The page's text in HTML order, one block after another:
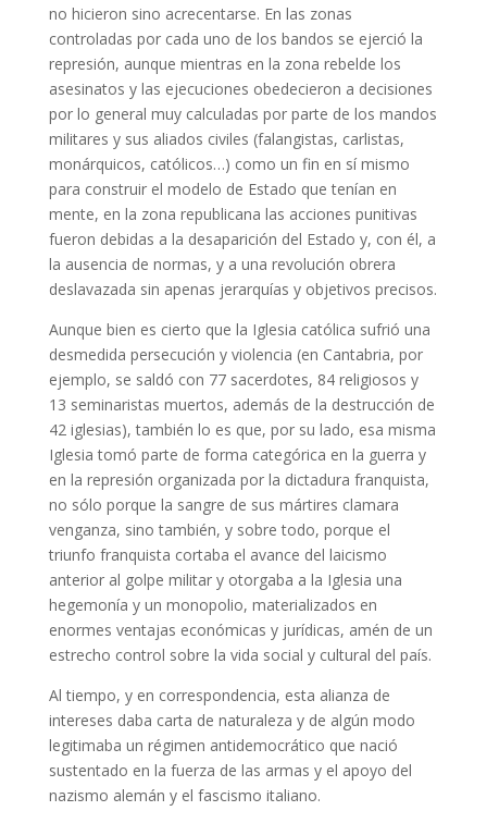
no hicieron sino acrecentarse. En las zonas
controladas por cada uno de los bandos se ejerció la
represión, aunque mientras en la zona rebelde los
asesinatos y las ejecuciones obedecieron a decisiones
por lo general muy calculadas por parte de los mandos
militares y sus aliados civiles (falangistas, carlistas,
monárquicos, católicos…) como un fin en sí mismo
para construir el modelo de Estado que tenían en
mente, en la zona republicana las acciones punitivas
fueron debidas a la desaparición del Estado y, con él, a
la ausencia de normas, y a una revolución obrera
deslavazada sin apenas jerarquías y objetivos precisos.
Aunque bien es cierto que la Iglesia católica sufrió una
desmedida persecución y violencia (en Cantabria, por
ejemplo, se saldó con 77 sacerdotes, 84 religiosos y
13 seminaristas muertos, además de la destrucción de
42 iglesias), también lo es que, por su lado, esa misma
Iglesia tomó parte de forma categórica en la guerra y
en la represión organizada por la dictadura franquista,
no sólo porque la sangre de sus mártires clamara
venganza, sino también, y sobre todo, porque el
triunfo franquista cortaba el avance del laicismo
anterior al golpe militar y otorgaba a la Iglesia una
hegemonía y un monopolio, materializados en
enormes ventajas económicas y jurídicas, amén de un
estrecho control sobre la vida social y cultural del país.
Al tiempo, y en correspondencia, esta alianza de
intereses daba carta de naturaleza y de algún modo
legitimaba un régimen antidemocrático que nació
sustentado en la fuerza de las armas y el apoyo del
nazismo alemán y el fascismo italiano.